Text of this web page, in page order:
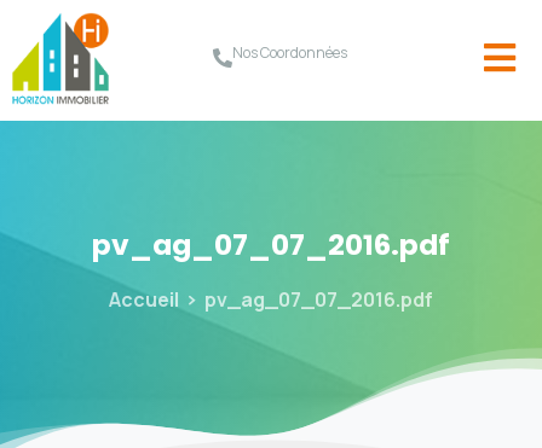
Nos Coordonnées
pv_ag_07_07_2016.pdf
Accueil pv_ag_07_07_2016.pdf